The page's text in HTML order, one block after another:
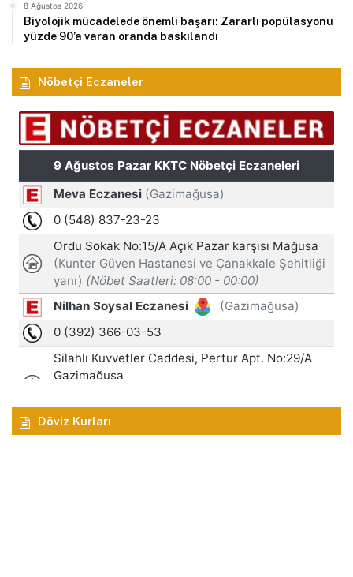
8 Ağustos 2026
Biyolojik mücadelede önemli başarı: Zararlı popülasyonu
yüzde 90’a varan oranda baskılandı
Nöbetçi Eczaneler
Döviz Kurları